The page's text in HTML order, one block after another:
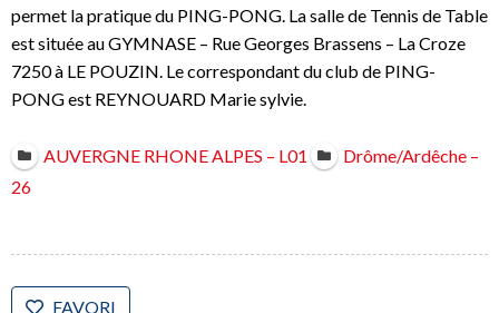
permet la pratique du PING-PONG. La salle de Tennis de Table
est située au GYMNASE – Rue Georges Brassens – La Croze
7250 à LE POUZIN. Le correspondant du club de PING-
PONG est REYNOUARD Marie sylvie.
AUVERGNE RHONE ALPES – L01
Drôme/Ardêche –
26
FAVORI